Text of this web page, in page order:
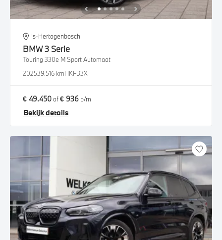
's-Hertogenbosch
BMW3 Serie
Touring 330e M Sport Automaat
202539.516 kmHKF33X
€ 49.450of€ 936 p/m
Bekijk details